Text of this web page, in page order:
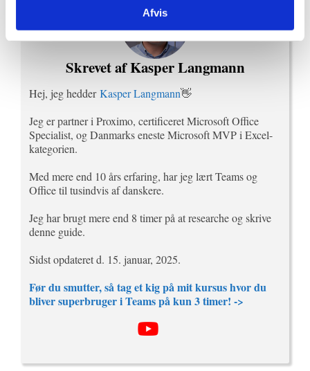
Afvis
Skrevet af Kasper Langmann
Hej, jeg hedderKasper Langmann👋
Jeg er partner i Proximo, certificeret Microsoft Office
Specialist, og Danmarks eneste Microsoft MVP i Excel-
kategorien.
Med mere end 10 års erfaring, har jeg lært Teams og
Office til tusindvis af danskere.
Jeg har brugt mere end 8 timer på at researche og skrive
denne guide.
Sidst opdateret d. 15. januar, 2025.
Før du smutter, så tag et kig på mit kursus hvor du
bliver superbruger i Teams på kun 3 timer! ->